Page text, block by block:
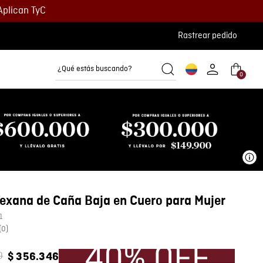
TyC
Rastrear pedido
¿Qué estás buscando?
0
de Caña Baja en Cuero para Mujer
(0)
$ 356.346